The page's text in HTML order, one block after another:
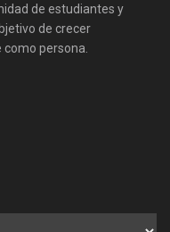
de estudiantes y
de crecer
persona.